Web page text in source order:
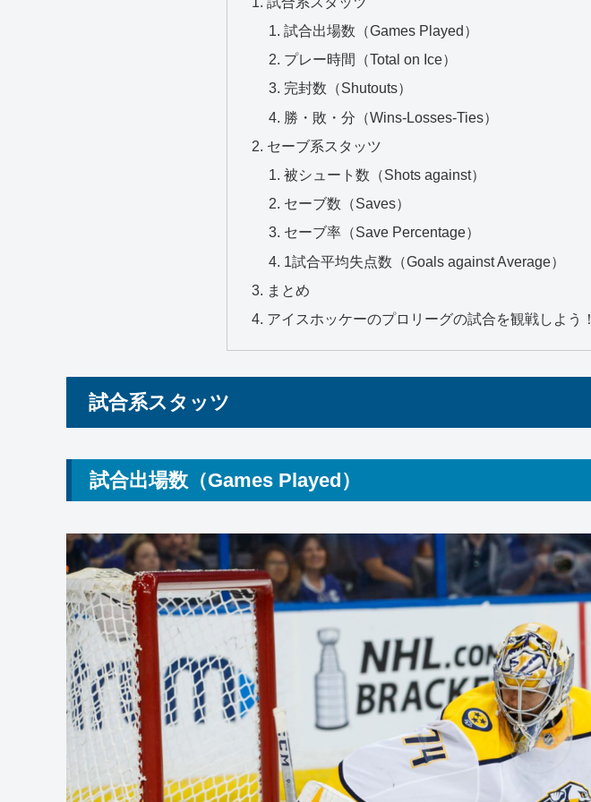
試合出場数（Games Played）
プレー時間（Total on Ice）
完封数（Shutouts）
勝・敗・分（Wins-Losses-Ties）
セーブ系スタッツ
被シュート数（Shots against）
セーブ数（Saves）
セーブ率（Save Percentage）
1試合平均失点数（Goals against Average）
まとめ
アイスホッケーのプロリーグの試合を観戦しよう！
試合系スタッツ
試合出場数（Games Played）